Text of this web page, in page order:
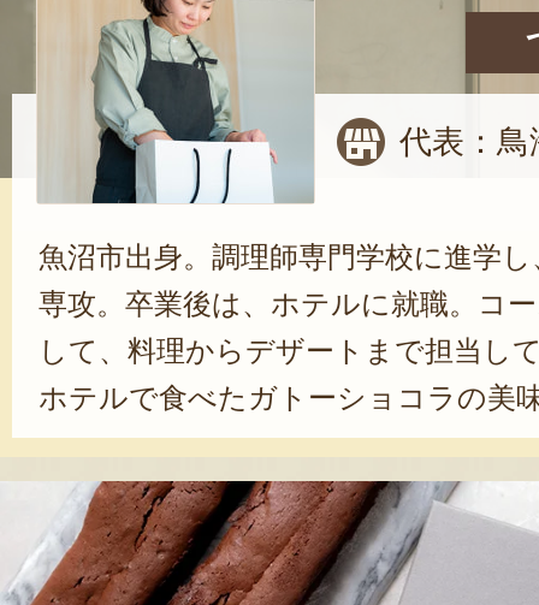
代表：鳥
魚沼市出身。調理師専門学校に進学
専攻。卒業後は、ホテルに就職。コ
して、料理からデザートまで担当し
ホテルで食べたガトーショコラの美
んです。自分がお店をオープンする
コラをメインにしようと思いました
語る。2023年、念願だったスイーツ
ラ Emma」をオープン。大人にこそ